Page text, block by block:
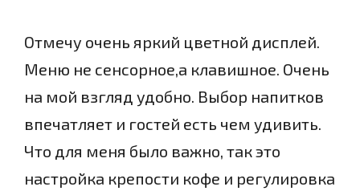
Отмечу очень яркий цветной дисплей.
Меню не сенсорное,а клавишное. Очень
на мой взгляд удобно. Выбор напитков
впечатляет и гостей есть чем удивить.
Что для меня было важно, так это
настройка крепости кофе и регулировка